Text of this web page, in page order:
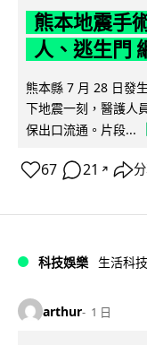
熊本地震手
人、逃生門
熊本縣 7 月 28 日發
下地震一刻，醫護人
保出口流通。片段...
67 21 ↗
科技娛樂 生活科技
arthur 1 日